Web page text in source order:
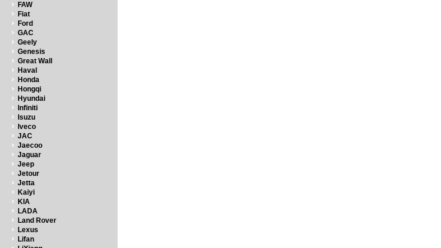
FAW
Fiat
Ford
GAC
Geely
Genesis
Great Wall
Haval
Honda
Hongqi
Hyundai
Infiniti
Isuzu
Iveco
JAC
Jaecoo
Jaguar
Jeep
Jetour
Jetta
Kaiyi
KIA
LADA
Land Rover
Lexus
Lifan